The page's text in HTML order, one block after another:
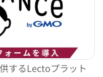
するLectoプラット